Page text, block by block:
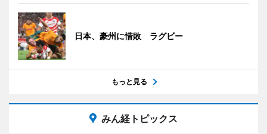
日本、豪州に惜敗 ラグビー
もっと見る
みん経トピックス